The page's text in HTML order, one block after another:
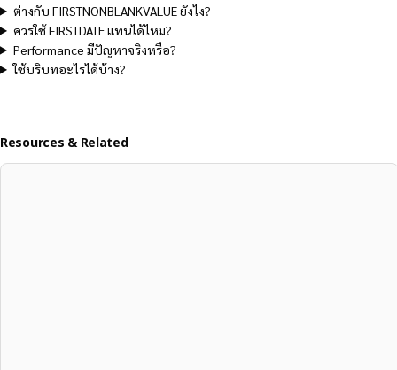
ต่างกับ FIRSTNONBLANKVALUE ยังไง?
ควรใช้ FIRSTDATE แทนได้ไหม?
Performance มีปัญหาจริงหรือ?
ใช้บริบทอะไรได้บ้าง?
Resources & Related